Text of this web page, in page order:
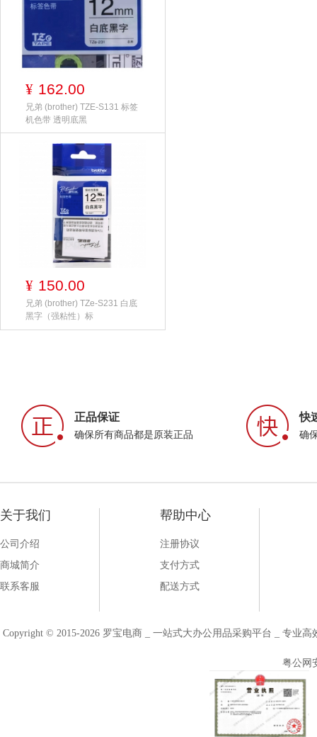
¥ 162.00
兄弟 (brother) TZE-S131 标签
机色带 透明底黑
¥ 150.00
兄弟 (brother) TZe-S231 白底
黑字（强粘性）标
正品保证
确保所有商品都是原装正品
快
确
关于我们
公司介绍
商城简介
联系客服
帮助中心
注册协议
支付方式
配送方式
Copyright © 2015-2026 罗宝电商 _ 一站式大办公用品采购平台 _ 专业
粤公网